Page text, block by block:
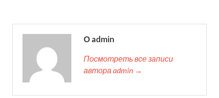
О admin
Посмотреть все записи
автора admin →